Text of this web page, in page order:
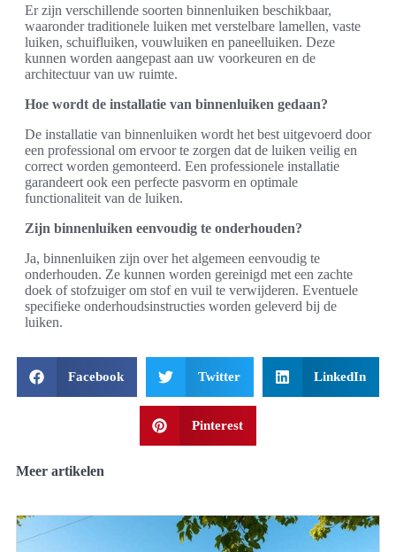
Er zijn verschillende soorten binnenluiken beschikbaar,
waaronder traditionele luiken met verstelbare lamellen, vaste
luiken, schuifluiken, vouwluiken en paneelluiken. Deze
kunnen worden aangepast aan uw voorkeuren en de
architectuur van uw ruimte.
Hoe wordt de installatie van binnenluiken gedaan?
De installatie van binnenluiken wordt het best uitgevoerd door
een professional om ervoor te zorgen dat de luiken veilig en
correct worden gemonteerd. Een professionele installatie
garandeert ook een perfecte pasvorm en optimale
functionaliteit van de luiken.
Zijn binnenluiken eenvoudig te onderhouden?
Ja, binnenluiken zijn over het algemeen eenvoudig te
onderhouden. Ze kunnen worden gereinigd met een zachte
doek of stofzuiger om stof en vuil te verwijderen. Eventuele
specifieke onderhoudsinstructies worden geleverd bij de
luiken.
Facebook Twitter LinkedIn
Pinterest
Meer artikelen